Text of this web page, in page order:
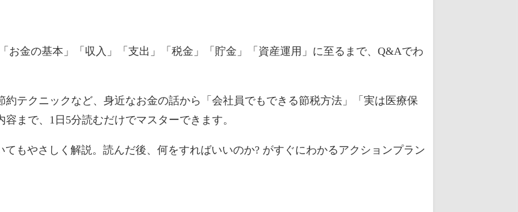
お金の基本」「収入」「支出」「税金」「貯金」「資産運用」に至るまで、Q&Aでわ
テクニックなど、身近なお金の話から「会社員でもできる節税方法」「実は医療保
まで、1日5分読むだけでマスターできます。
もやさしく解説。読んだ後、何をすればいいのか? がすぐにわかるアクションプラン